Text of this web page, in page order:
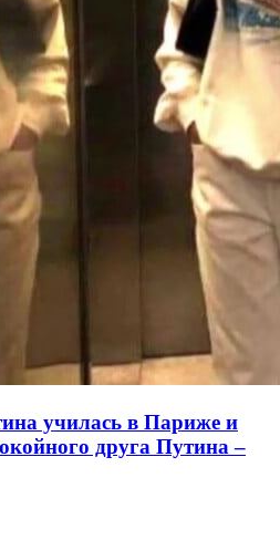
училась в Париже и
друга Путина –